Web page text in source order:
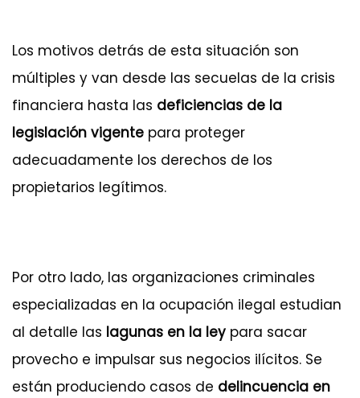
Los motivos detrás de esta situación son
múltiples y van desde las secuelas de la crisis
financiera hasta las deficiencias de la
legislación vigente para proteger
adecuadamente los derechos de los
propietarios legítimos.
Por otro lado, las organizaciones criminales
especializadas en la ocupación ilegal estudian
al detalle las lagunas en la ley para sacar
provecho e impulsar sus negocios ilícitos. Se
están produciendo casos de delincuencia en